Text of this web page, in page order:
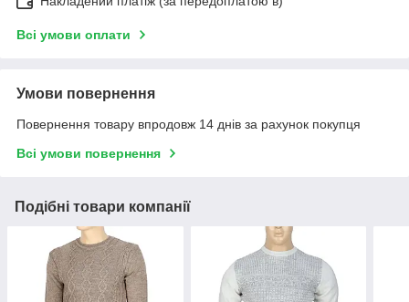
Всі умови оплати
Умови повернення
Повернення товару впродовж 14 днів за рахунок покупця
Всі умови повернення
Подібні товари компанії